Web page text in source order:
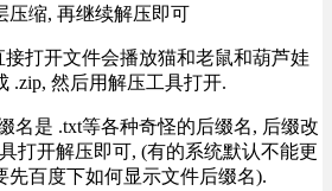
压缩, 再继续解压即可
接打开文件会播放猫和老鼠和葫芦娃
.zip, 然后用解压工具打开.
名是 .txt等各种奇怪的后缀名, 后缀改
打开解压即可, (有的系统默认不能更
先百度下如何显示文件后缀名).